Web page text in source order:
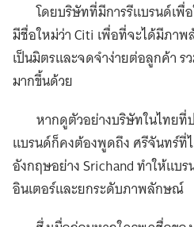
โดยบริษัทที่มีการรีแบรนด์เ
มีชื่อใหม่ว่า Citi เพื่อที่จะได้มีภา
เป็นมิตรและจดจำง่ายต่อลูกค้า
มากขึ้นด้วย
หากดูตัวอย่างบริษัทในไทยที่
แบรนด์ก็คงต้องพูดถึง ศรีจันทร์
อังกฤษอย่าง Srichand ทำให้แบร
อินเตอร์และยกระดับภาพลักษณ์